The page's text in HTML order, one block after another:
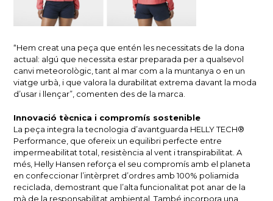
“Hem creat una peça que entén les necessitats de la dona
actual: algú que necessita estar preparada per a qualsevol
canvi meteorològic, tant al mar com a la muntanya o en un
viatge urbà, i que valora la durabilitat extrema davant la moda
d’usar i llençar”, comenten des de la marca.
Innovació tècnica i compromís sostenible
La peça integra la tecnologia d’avantguarda HELLY TECH®
Performance, que ofereix un equilibri perfecte entre
impermeabilitat total, resistència al vent i transpirabilitat. A
més, Helly Hansen reforça el seu compromís amb el planeta
en confeccionar l’intèrpret d’ordres amb 100% poliamida
reciclada, demostrant que l’alta funcionalitat pot anar de la
mà de la responsabilitat ambiental. També incorpora una